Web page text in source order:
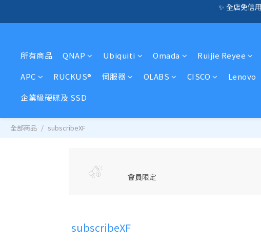
🛍️  全店免信用卡
☎️ 全店免信用卡手續費｜提
所有商品 QNAP Ubiquiti Omada Ruijie Reyee
APC
RUCKUS® 伺服器 OLABS CISCO Lenovo
企業級硬碟及 SSD
全部商品 subscribeXF
會員限定
subscribeXF